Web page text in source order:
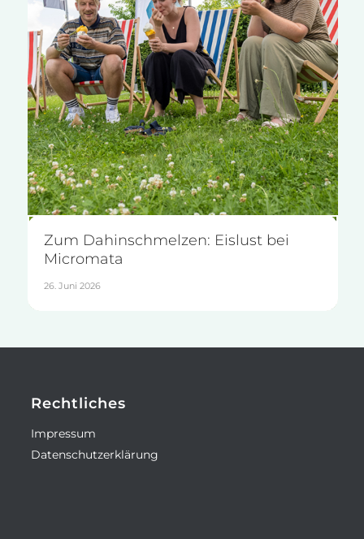
Zum Dahinschmelzen: Eislust bei
Micromata
26. Juni 2026
Rechtliches
Impressum
Datenschutzerklärung